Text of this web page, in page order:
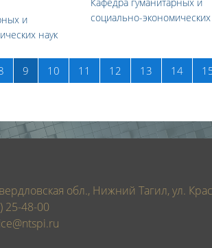
и
наук
социально-экономических
9 (текущая)
10 11 12 13 14
обл., Нижний Тагил, ул.
25-48-00